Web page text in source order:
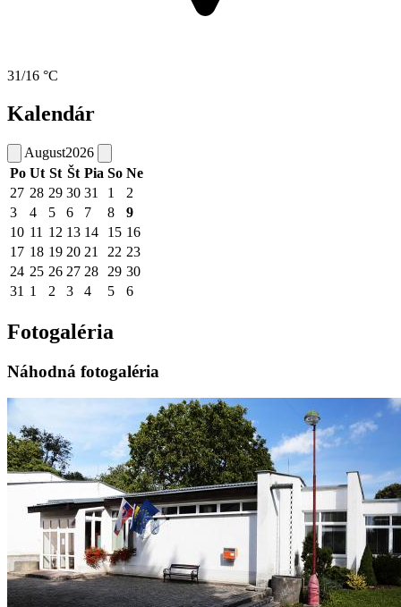
31/16 °C
Kalendár
August2026
Po Ut St Št Pia So Ne
27 28 29 30 31 1
2
3
4 5 6 7 8
9
10 11 12 13 14 15 16
17 18 19 20 21 22 23
24 25 26 27 28 29 30
31 1 2 3 4 5 6
Fotogaléria
Náhodná fotogaléria